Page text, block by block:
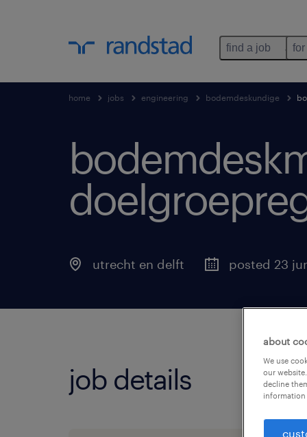
find a job
home jobs engineering bodemdeskundige
utrecht en delft posted 23
job details
about
We use
our
decline
information